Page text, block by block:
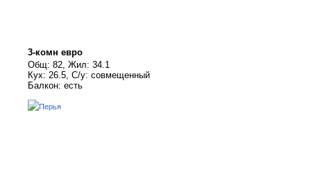
3-комн евро
Общ: 82, Жил: 34.1
Кух: 26.5, С/у: совмещенный
Балкон: есть